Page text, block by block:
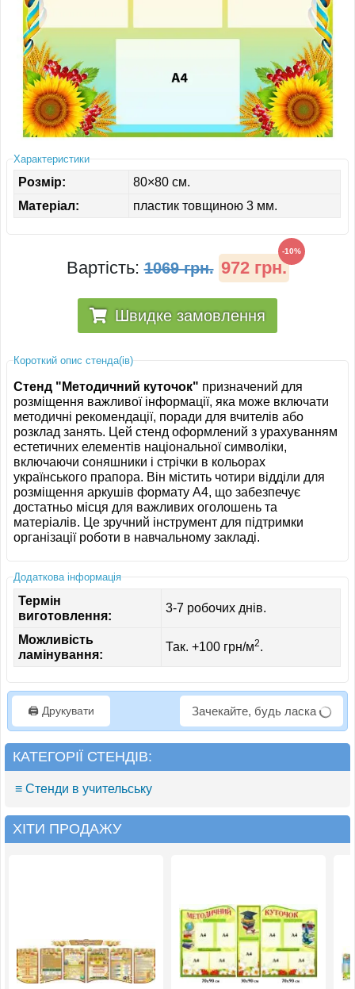
Характеристики
Розмір:
80×80 см.
Матеріал:
пластик товщиною 3 мм.
Вартість: 1069 грн. 972 грн.
-10%
Швидке замовлення
Короткий опис стенда(ів)
Стенд "Методичний куточок" призначений для
розміщення важливої інформації, яка може включати
методичні рекомендації, поради для вчителів або
розклад занять. Цей стенд оформлений з урахуванням
естетичних елементів національної символіки,
включаючи соняшники і стрічки в кольорах
українського прапора. Він містить чотири відділи для
розміщення аркушів формату A4, що забезпечує
достатньо місця для важливих оголошень та
матеріалів. Це зручний інструмент для підтримки
організації роботи в навчальному закладі.
Додаткова інформація
Термін
виготовлення:
3-7 робочих днів.
Можливість
ламінування:
Так. +100 грн/м2.
🖨️ Друкувати Зачекайте, будь ласка
КАТЕГОРІЇ СТЕНДІВ:
≡ Стенди в учительську
ХІТИ ПРОДАЖУ